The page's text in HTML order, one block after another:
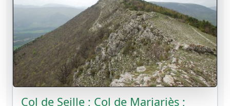
Col de Seille ; Col de Marjariès ;